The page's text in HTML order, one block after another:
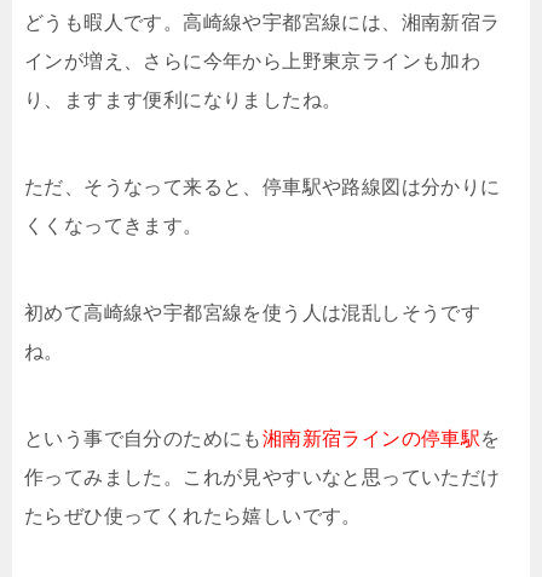
どうも暇人です。高崎線や宇都宮線には、湘南新宿ラ
インが増え、さらに今年から上野東京ラインも加わ
り、ますます便利になりましたね。
ただ、そうなって来ると、停車駅や路線図は分かりに
くくなってきます。
初めて高崎線や宇都宮線を使う人は混乱しそうです
ね。
という事で自分のためにも湘南新宿ラインの停車駅を
作ってみました。これが見やすいなと思っていただけ
たらぜひ使ってくれたら嬉しいです。